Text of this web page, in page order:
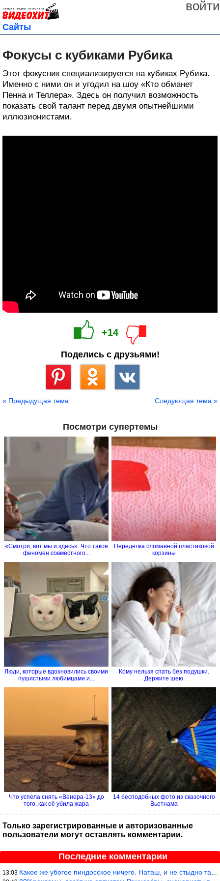
войти
Сайты
Фокусы с кубиками Рубика
Этот фокусник специализируется на кубиках Рубика.
Именно с ними он и угодил на шоу «Кто обманет
Пенна и Теллера». Здесь он получил возможность
показать свой талант перед двумя опытнейшими
иллюзионистами.
+14
Поделись с друзьями!
« Предыдущая тема Следующая тема »
Посмотри супертемы
«Смотри, вот мы и здесь». Что такое
феномен совместного...
Переделка сломанной пластиковой
корзины
Люди, которые вдохновились своими
пушистыми любимцами и...
Кому нельзя спать без подушки.
Держите шею
Что успела снять «Венера-13» до
того, как её убила жара
14 бесподобных фото из сказочного
Вьетнама
Только зарегистрированные и авторизованные
пользователи могут оставлять комментарии.
Последние комментарии
13:03 Какое же убогое пиндосское ничего. Наташ, и не стыдно такую фигн